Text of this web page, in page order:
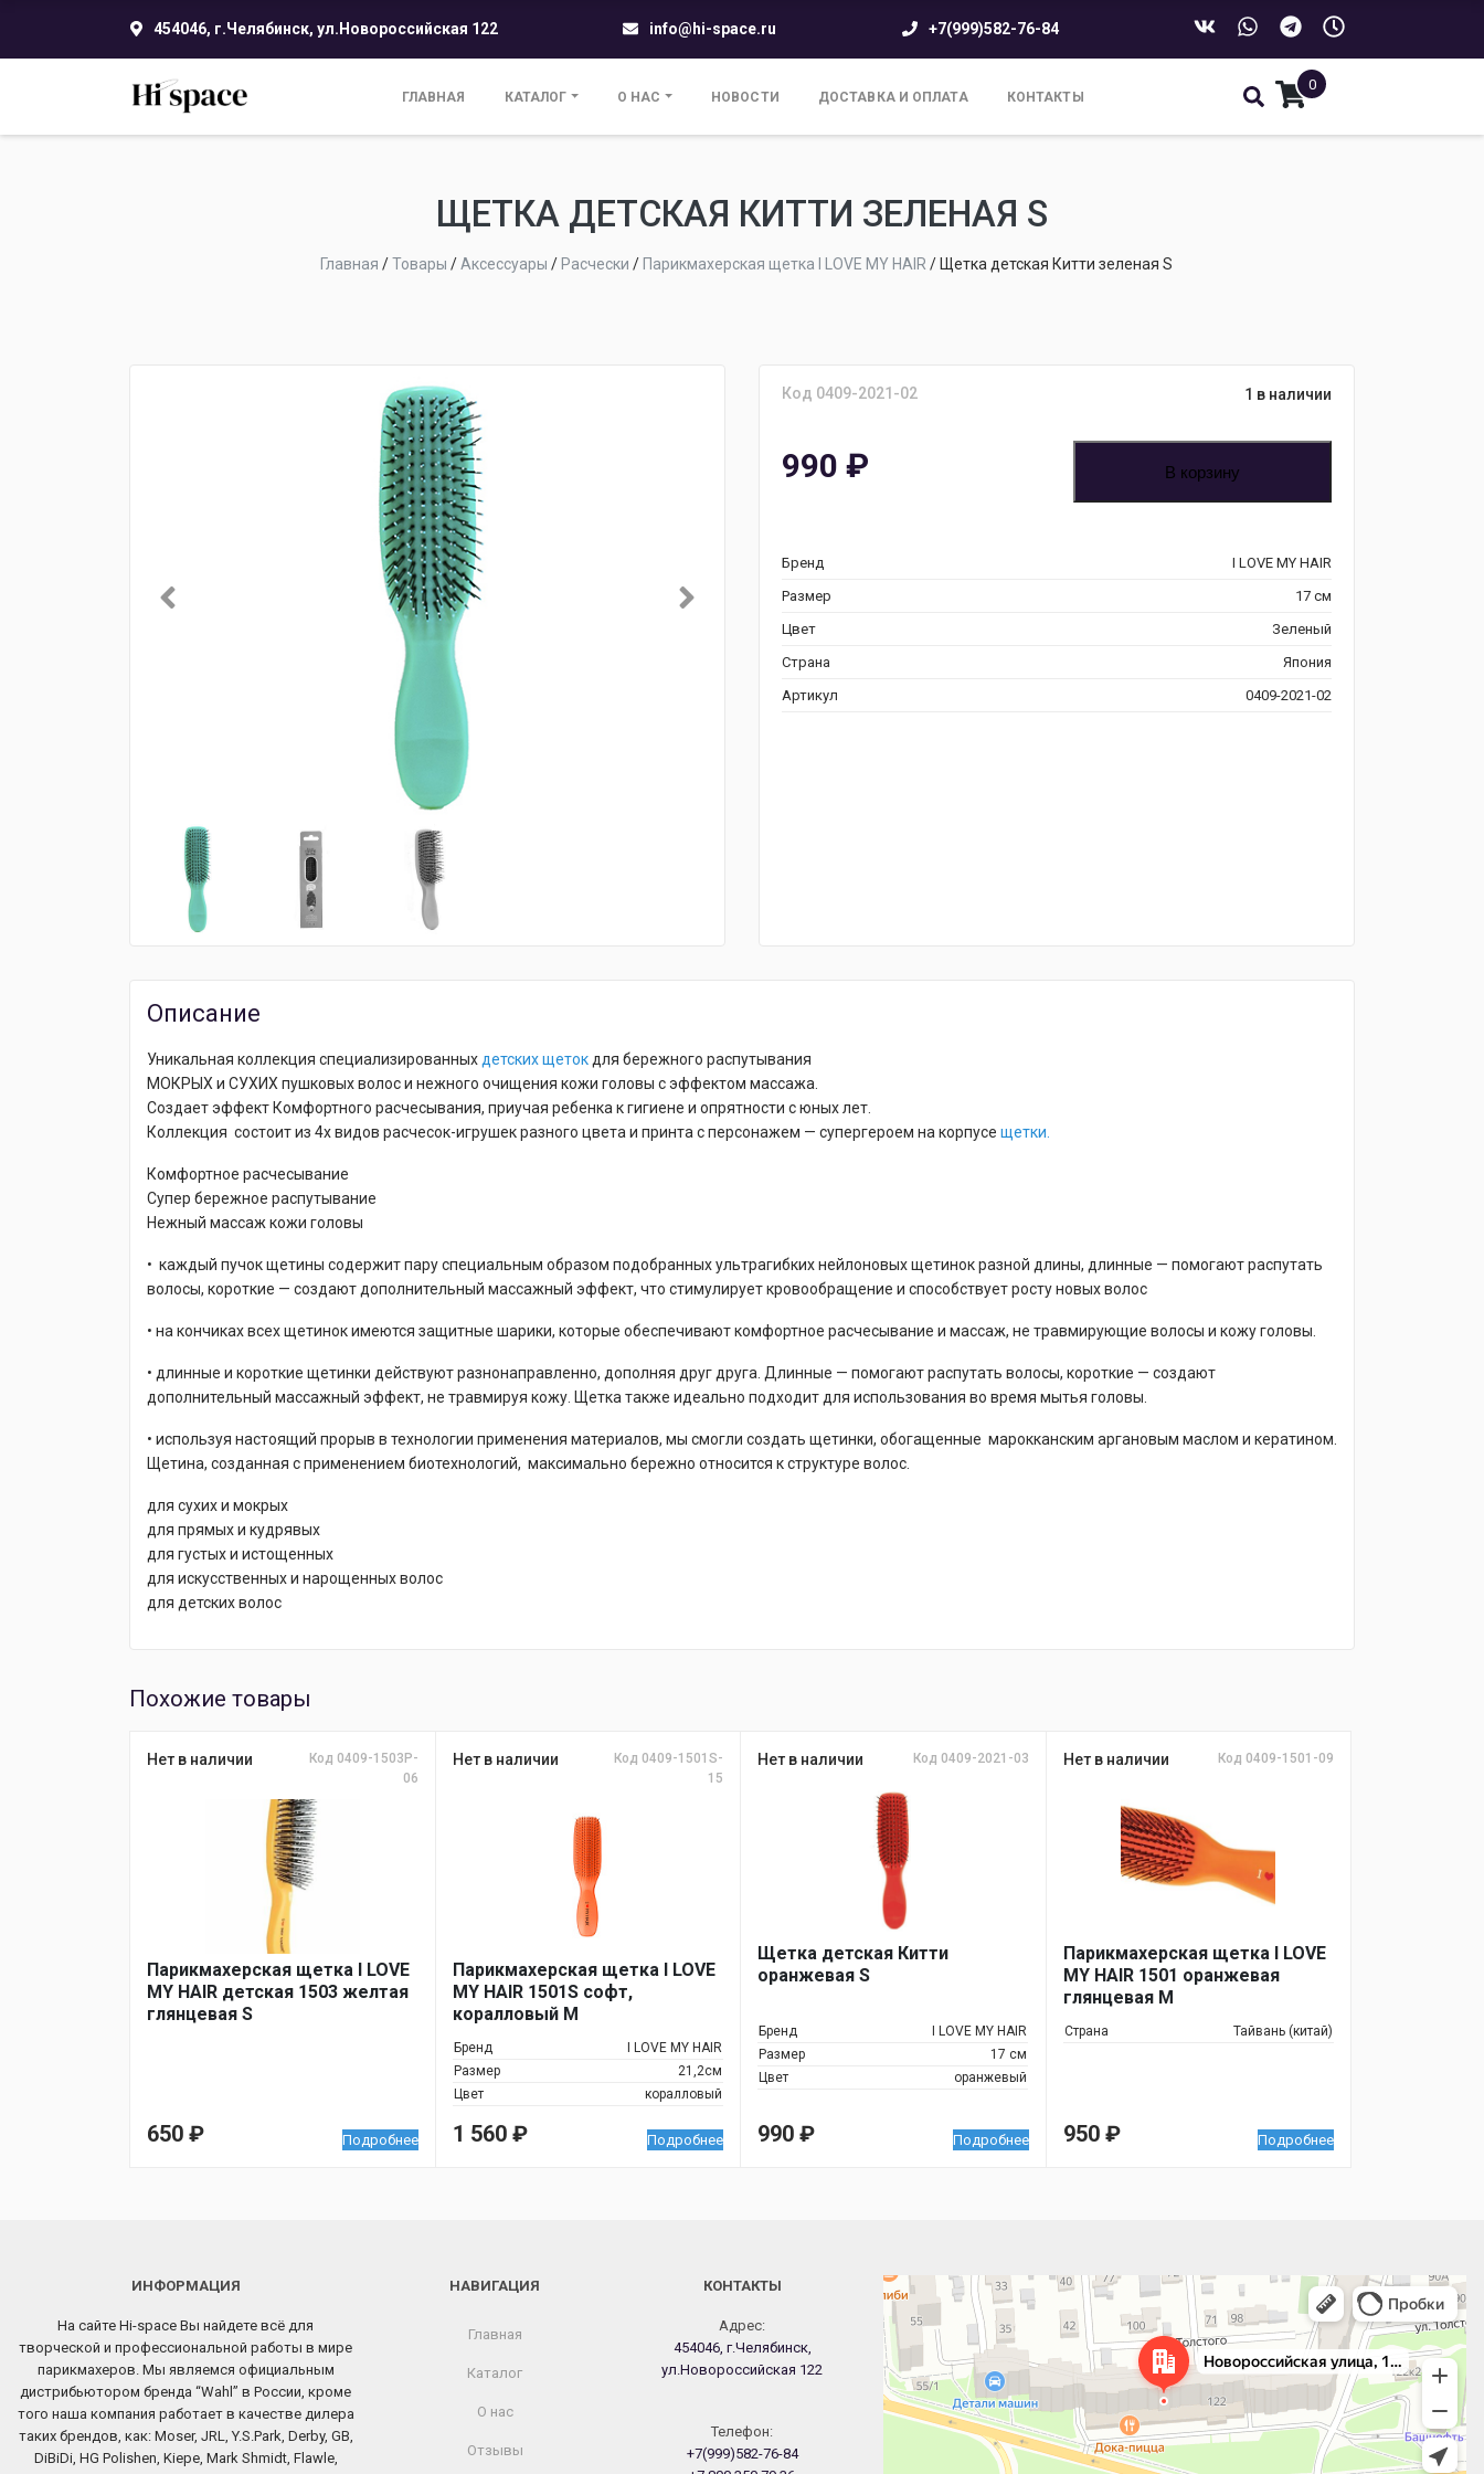
454046, г.Челябинск, ул.Новороссийская 122 info@hi-space.ru +7(999)582-76-84
ГЛАВНАЯ КАТАЛОГ О НАС НОВОСТИ ДОСТАВКА И ОПЛАТА КОНТАКТЫ
0
ЩЕТКА ДЕТСКАЯ КИТТИ ЗЕЛЕНАЯ S
Главная /Товары /Аксессуары / Расчески / Парикмахерская щетка I LOVE MY HAIR / Щетка детская Китти зеленая S
Код 0409-2021-02 1 в наличии
990 ₽ В корзину
Бренд
I LOVE MY HAIR
Размер
17 см
Цвет
Зеленый
Страна
Япония
Артикул
0409-2021-02
Описание
Уникальная коллекция специализированных детских щеток для бережного распутывания
МОКРЫХ и СУХИХ пушковых волос и нежного очищения кожи головы с эффектом массажа.
Создает эффект Комфортного расчесывания, приучая ребенка к гигиене и опрятности с юных лет.
Коллекция состоит из 4х видов расчесок-игрушек разного цвета и принта с персонажем — супергероем на корпусе щетки.
Комфортное расчесывание
Супер бережное распутывание
Нежный массаж кожи головы
• каждый пучок щетины содержит пару специальным образом подобранных ультрагибких нейлоновых щетинок разной длины, длинные — помогают распутать
волосы, короткие — создают дополнительный массажный эффект, что стимулирует кровообращение и способствует росту новых волос
• на кончиках всех щетинок имеются защитные шарики, которые обеспечивают комфортное расчесывание и массаж, не травмирующие волосы и кожу головы.
• длинные и короткие щетинки действуют разнонаправленно, дополняя друг друга. Длинные — помогают распутать волосы, короткие — создают
дополнительный массажный эффект, не травмируя кожу. Щетка также идеально подходит для использования во время мытья головы.
• используя настоящий прорыв в технологии применения материалов, мы смогли создать щетинки, обогащенные марокканским аргановым маслом и кератином.
Щетина, созданная с применением биотехнологий, максимально бережно относится к структуре волос.
для сухих и мокрых
для прямых и кудрявых
для густых и истощенных
для искусственных и нарощенных волос
для детских волос
Похожие товары
Нет в наличии
Код 0409-1503P-
06
Парикмахерская щетка I LOVE
MY HAIR детская 1503 желтая
глянцевая S
650 ₽ Подробнее
Нет в наличии
Код 0409-1501S-
15
Парикмахерская щетка I LOVE
MY HAIR 1501S софт,
коралловый М
Бренд
I LOVE MY HAIR
Размер
21,2см
Цвет
коралловый
1 560 ₽ Подробнее
Нет в наличии Код 0409-2021-03
Щетка детская Китти
оранжевая S
Бренд
I LOVE MY HAIR
Размер
17 см
Цвет
оранжевый
990 ₽ Подробнее
Нет в наличии Код 0409-1501-09
Парикмахерская щетка I LOVE
MY HAIR 1501 оранжевая
глянцевая M
Страна Тайвань (китай)
950 ₽ Подробнее
ИНФОРМАЦИЯ
На сайте Hi-space Вы найдете всё для
творческой и профессиональной работы в мире
парикмахеров. Мы являемся официальным
дистрибьютором бренда “Wahl” в России, кроме
того наша компания работает в качестве дилера
таких брендов, как: Moser, JRL, Y.S.Park, Derby, GB,
DiBiDi, HG Polishen, Kiepe, Mark Shmidt, Flawle,
НАВИГАЦИЯ
Главная
Каталог
О нас
Отзывы
КОНТАКТЫ
Адрес:
454046, г.Челябинск,
ул.Новороссийская 122
Телефон:
+7(999)582-76-84
Челябинск
Новороссийская улица, 122 — Яндекс.Карты